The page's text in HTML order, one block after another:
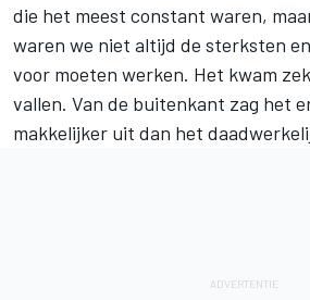
die het meest constant waren,
waren we niet altijd de sterksten
voor moeten werken. Het kwam
vallen. Van de buitenkant zag het
makkelijker uit dan het